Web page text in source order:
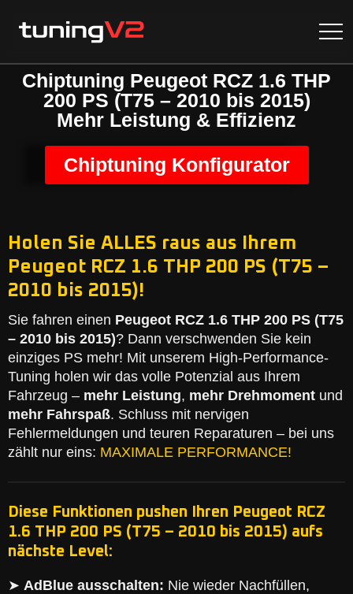
Chiptuning Peugeot RCZ 1.6 THP
200 PS (T75 – 2010 bis 2015)
Mehr Leistung & Effizienz
Chiptuning Konfigurator
Holen Sie ALLES raus aus Ihrem
Peugeot RCZ 1.6 THP 200 PS (T75 –
2010 bis 2015)!
Sie fahren einen Peugeot RCZ 1.6 THP 200 PS (T75
– 2010 bis 2015)? Dann verschwenden Sie kein
einziges PS mehr! Mit unserem High-Performance-
Tuning holen wir das volle Potenzial aus Ihrem
Fahrzeug – mehr Leistung, mehr Drehmoment und
mehr Fahrspaß. Schluss mit nervigen
Fehlermeldungen und teuren Reparaturen – bei uns
zählt nur eins: MAXIMALE PERFORMANCE!
Diese Funktionen pushen Ihren Peugeot RCZ
1.6 THP 200 PS (T75 – 2010 bis 2015) aufs
nächste Level:
➤ AdBlue ausschalten: Nie wieder Nachfüllen,